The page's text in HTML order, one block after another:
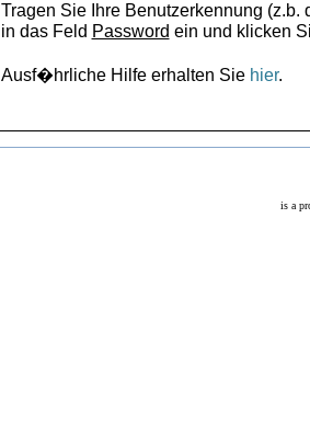
Tragen Sie Ihre Benutzerkennung
in das Feld Password ein und klicken
Ausf�hrliche Hilfe erhalten Sie hier.
is a